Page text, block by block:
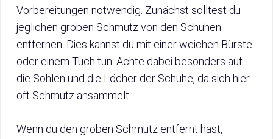
Vorbereitungen notwendig. Zunächst solltest du
jeglichen groben Schmutz von den Schuhen
entfernen. Dies kannst du mit einer weichen Bürste
oder einem Tuch tun. Achte dabei besonders auf
die Sohlen und die Löcher der Schuhe, da sich hier
oft Schmutz ansammelt.
Wenn du den groben Schmutz entfernt hast,